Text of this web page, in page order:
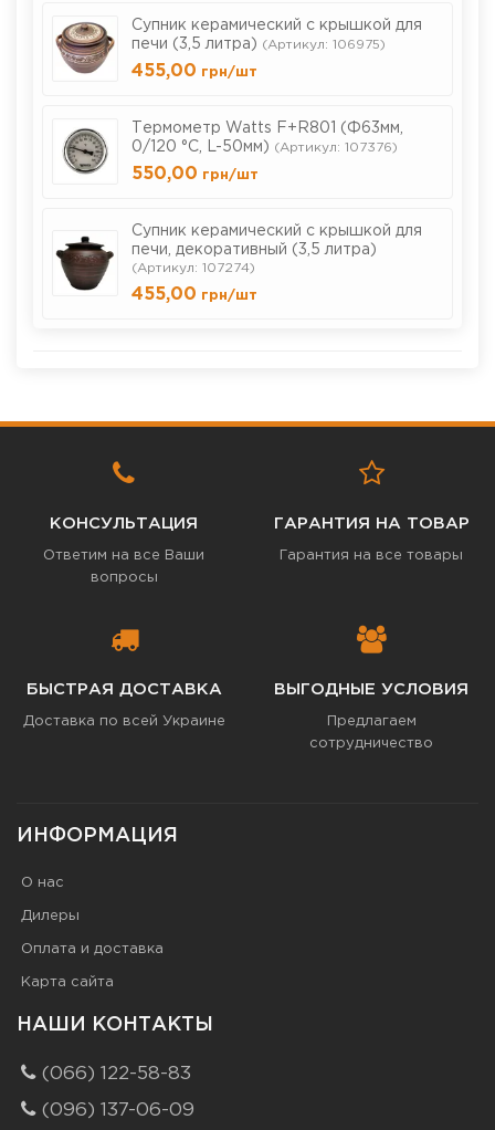
Cупник керамический с крышкой для
печи (3,5 литра) (Артикул: 106975)
455,00 грн/шт
Термометр Watts F+R801 (Ф63мм,
0/120 °С, L-50мм) (Артикул: 107376)
550,00 грн/шт
Cупник керамический с крышкой для
печи, декоративный (3,5 литра)
(Артикул: 107274)
455,00 грн/шт
КОНСУЛЬТАЦИЯ
Ответим на все Ваши
вопросы
ГАРАНТИЯ НА ТОВАР
Гарантия на все товары
БЫСТРАЯ ДОСТАВКА
Доставка по всей Украине
ВЫГОДНЫЕ УСЛОВИЯ
Предлагаем
сотрудничество
ИНФОРМАЦИЯ
О нас
Дилеры
Оплата и доставка
Карта сайта
НАШИ КОНТАКТЫ
(066) 122-58-83
(096) 137-06-09